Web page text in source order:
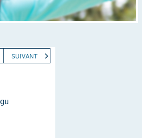
SUIVANT